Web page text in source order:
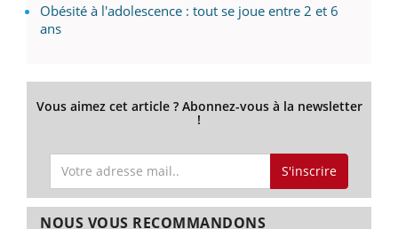
Obésité à l'adolescence : tout se joue entre 2 et 6
ans
Vous aimez cet article ? Abonnez-vous à la newsletter
!
S'inscrire
NOUS VOUS RECOMMANDONS